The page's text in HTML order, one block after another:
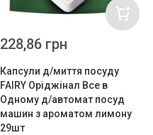
Капсули д/миття посуду
FAIRY Оріджінал Все в
Одному д/автомат посуд
машин з ароматом лимону
29шт
228,86 грн